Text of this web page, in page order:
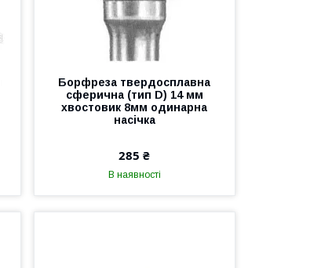
Борфреза твердосплавна
сферична (тип D) 14 мм
хвостовик 8мм одинарна
насічка
285 ₴
В наявності